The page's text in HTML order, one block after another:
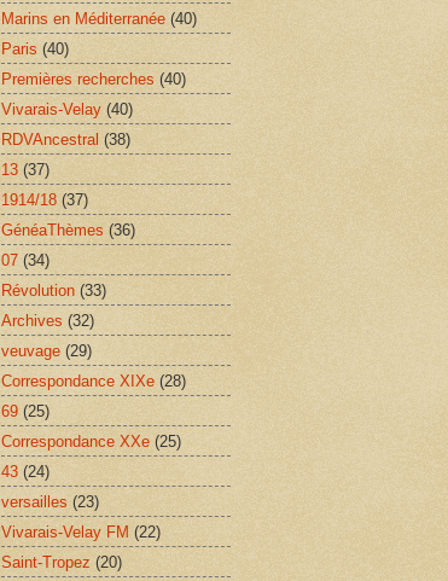
Marins en Méditerranée (40)
Paris (40)
Premières recherches (40)
Vivarais-Velay (40)
RDVAncestral (38)
13 (37)
1914/18 (37)
GénéaThèmes (36)
07 (34)
Révolution (33)
Archives (32)
veuvage (29)
Correspondance XIXe (28)
69 (25)
Correspondance XXe (25)
43 (24)
versailles (23)
Vivarais-Velay FM (22)
Saint-Tropez (20)